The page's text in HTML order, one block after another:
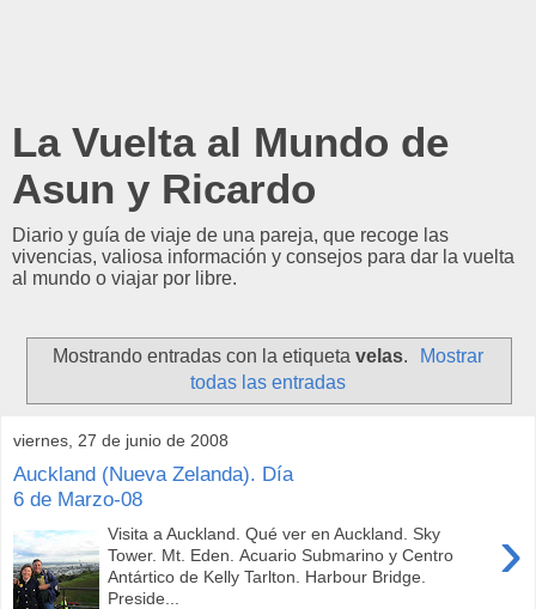
La Vuelta al Mundo de
Asun y Ricardo
Diario y guía de viaje de una pareja, que recoge las
vivencias, valiosa información y consejos para dar la vuelta
al mundo o viajar por libre.
Mostrando entradas con la etiqueta velas.
Mostrar
todas las entradas
viernes, 27 de junio de 2008
Auckland (Nueva Zelanda). Día
6 de Marzo-08
›
Visita a Auckland. Qué ver en Auckland. Sky
Tower. Mt. Eden. Acuario Submarino y Centro
Antártico de Kelly Tarlton. Harbour Bridge.
Preside...